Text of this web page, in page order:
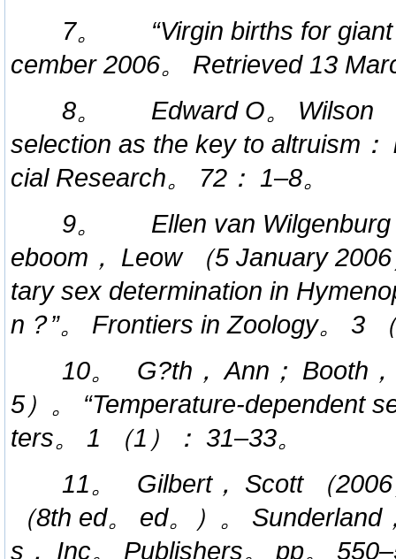
7。 “Virgin births for giant
cember 2006。 Retrieved 13
8。 Edward O。 Wilson （
selection as the key to altruism
cial Research。 72： 1–8。
9。 Ellen van Wilgenburg
eboom， Leow （5 January
tary sex determination in
n？”。 Frontiers in Zoology。 3
10。 G?th， Ann； Booth
5）。 “Temperature-dependent
ters。 1 （1）： 31–33。
11。 Gilbert， Scott （
（8th ed。 ed。）。
s， Inc。 Publishers。 pp。